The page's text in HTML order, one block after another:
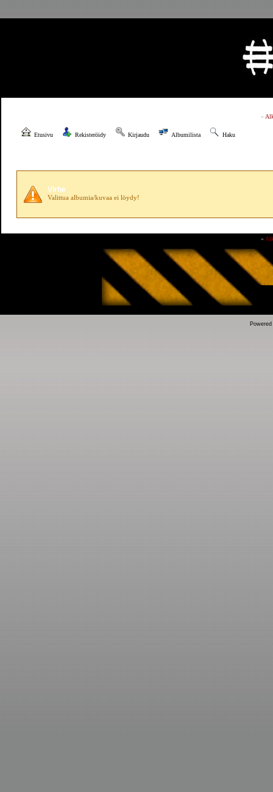
»
Etusivu Rekisteröidy Kirjaudu Albumilista Haku
Virhe
Valittua albumia/kuvaa ei löydy!
»